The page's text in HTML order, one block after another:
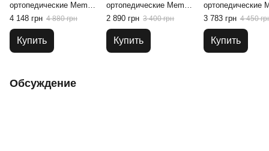
ортопедические Memo
Lukas 1BE, 30
4 148 грн 4 880 грн
Купить
ортопедические Memo
Diego 3DA, 18
2 890 грн 3 400 грн
Купить
ортопедические
Michael 1BC, 22
3 783 грн 4 450
Купить
Обсуждение